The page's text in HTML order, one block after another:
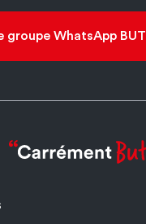
groupe WhatsApp BUT